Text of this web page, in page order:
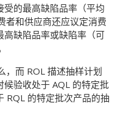
的最高缺陷品率（平均
者和供应商还应议定消费
缺陷品率或缺陷率（可
，而 ROL 描述抽样计划
验收处于 AQL 的特定批
RQL 的特定批次产品的抽